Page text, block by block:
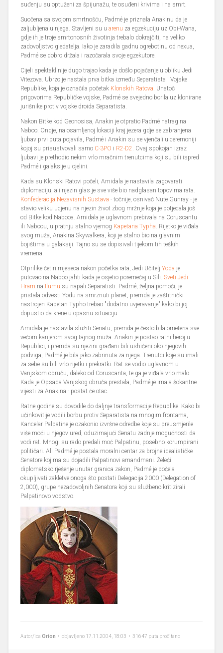
suđenju su optuženi za špijunažu, te osuđeni krivima i na smrt.
Suočena sa svojom smrtnošću, Padmé je priznala Anakinu da je
zaljubljena u njega. Stavljeni su uarenu za egzekuciju uz Obi-Wana,
gdje ih je troje smrtonosnih životinja trebalo dokrajčiti, na veliko
zadovoljstvo gledatelja. Iako je zaradila gadnu ogrebotinu od nexua,
Padmé se dobro držala i razočarala svoje egzekutore.
Cijeli spektakl nije dugo trajao kada je došlo pojačanje u obliku Jedi
Vitezova. Ubrzo je nastala prva bitka između Separatista i Vojske
Republike, koja je označila početak Klonskih Ratova. Unatoč
prigovorima Republičke vojske, Padmé se svejedno borila uz klonirane
jurišnike protiv vojske droida Separatista.
Nakon Bitke kod Geonosisa, Anakin je otpratio Padmé natrag na
Naboo. Ondje, na osamljenoj lokaciji kraj jezera gdje se zabranjena
ljubav prvi puta pojavila, Padmé i Anakin su se vjenčali u ceremoniji
kojoj su prisustvovali samo C-3PO i R2-D2. Ovaj spokojan izraz
ljubavi je prethodio nekim vrlo mračnim trenutcima koji su bili ispred
Padmé i galaksije u cjelini.
Kada su Klonski Ratovi počeli, Amidala je nastavila zagovarati
diplomaciju, ali njezin glas je sve više bio nadglasan topovima rata.
Konfederacija Nezavisnih Sustava - točnije, osnivač Nute Gunray - je
stavio veliku ucjenu na njezin život zbog mržnje koja je potjecala još
od Bitke kod Nabooa. Amidala je uglavnom prebivala na Coruscantu
ili Naboou, u pratnju stalno vjernog Kapetana Typha. Rijetko je viđala
svog muža, Anakina Skywalkera, koji je stalno bio na glavnim
bojištima u galaksiji. Tajno su se dopisivali tijekom tih teških
vremena.
Otprilike četiri mjeseca nakon početka rata, Jedi UčiteljYoda je
putovao na Naboo jahti kada je osjetio poremećaj u Sili.Sveti Jedi
Hram na Ilumu su napali Separatisti. Padmé, željna pomoći, je
pristala odvesti Yodu na smrznuti planet, premda je zaštitnički
nastrojen Kapetan Typho trebao "dodatno uvjeravanje" kako bi joj
dopustio da krene u opasnu situaciju.
Amidala je nastavila služiti Senatu, premda je često bila ometena sve
većom karijerom svog tajnog muža. Anakin je postao ratni heroj u
Republici, i premda su njezini građani bili ushićeni oko njegovih
podviga, Padmé je bila jako zabrinuta za njega. Trenutci koje su imali
za sebe su bili vrlo rijetki i prekratki. Rat se vodio uglavnom u
Vanjskom obruču, daleko od Coruscanta, te ga je viđala vrlo malo.
Kada je Opsada Vanjskog obruča prestala, Padmé je imala šokantne
vijesti za Anakina - postat će otac.
Ratne godine su dovodile do daljnje transformacije Republike. Kako bi
učinkovitije vodili borbu protiv Separatista na mnogim frontama,
Kancelar Palpatine je ozakonio izvršne odredbe koje su preusmjerile
više moći u njegov ured, oduzimajući Senatu zadnje mogućnosti da
vodi rat. Mnogi su rado predali moć Palpatinu, posebno korumpirani
političari. Ali Padmé je postala moralni centar za brojne idealističke
Senatore kojima su dojadili Palpatinovi amandmani. Želeći
diplomatsko rješenje unutar granica zakon, Padmé je počela
okupljivati zakletve onoga što postati Delegacija 2000 (Delegation of
2,000), grupe nezadovoljnih Senatora koji su službeno kritizirali
Palpatinovo vodstvo.
Autor/icaOrion • objavljeno 17.11.2004, 18:03 • 31647 puta pročitano